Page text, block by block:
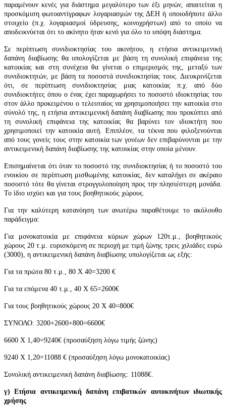
παραμένουν κενές για διάστημα μεγαλύτερο των έξι μηνών, απαιτείται η
προσκόμιση φωτοαντίγραφων λογαριασμών της ΔΕΗ ή οποιοδήποτε άλλο
στοιχείο (π.χ. λογαριασμοί ύδρευσης, κοινοχρήστων) από το οποίο να
αποδεικνύεται ότι το ακίνητο ήταν κενό για όλο το υπόψη διάστημα.
Σε περίπτωση συνιδιοκτησίας του ακινήτου, η ετήσια αντικειμενική
δαπάνη διαβίωσης θα υπολογίζεται με βάση τη συνολική επιφάνεια της
κατοικίας και στη συνέχεια θα γίνεται ο επιμερισμός της, μεταξύ των
συνιδιοκτητών, με βάση τα ποσοστά συνιδιοκτησίας τους. Διευκρινίζεται
ότι, σε περίπτωση συνιδιοκτησίας μιας κατοικίας π.χ. από δύο
συνιδιοκτήτες όπου ο ένας έχει παραχωρήσει το ποσοστό ιδιοκτησίας του
στον άλλο προκειμένου ο τελευταίος να χρησιμοποιήσει την κατοικία στο
σύνολό της, η ετήσια αντικειμενική δαπάνη διαβίωσης που προκύπτει από
τη συνολική επιφάνεια της κατοικίας θα βαρύνει τον ιδιοκτήτη που
χρησιμοποιεί την κατοικία αυτή. Επιπλέον, τα τέκνα που φιλοξενούνται
από τους γονείς τους στην κατοικία των γονέων δεν επιβαρύνονται με την
αντικειμενική δαπάνη διαβίωσης της κατοικίας στην οποία μένουν.
Επισημαίνεται ότι όταν το ποσοστό της συνιδιοκτησίας ή το ποσοστό του
ενοικίου σε περίπτωση μισθωμένης κατοικίας, δεν καταλήγει σε ακέραιο
ποσοστό τότε θα γίνεται στρογγυλοποίηση προς την πλησιέστερη μονάδα.
Το ίδιο ισχύει και για τους βοηθητικούς χώρους.
Για την καλύτερη κατανόηση των ανωτέρω παραθέτουμε το ακόλουθο
παράδειγμα:
Για μονοκατοικία με επιφάνεια κύριων χώρων 120τ.μ., βοηθητικούς
χώρους 20 τ.μ. ευρισκόμενη σε περιοχή με τιμή ζώνης τρεις χιλιάδες ευρώ
(3000), η αντικειμενική δαπάνη διαβίωσης υπολογίζεται ως εξής:
Για τα πρώτα 80 τ.μ., 80 Χ 40=3200 €
Για τα επόμενα 40 τ.μ., 40 Χ 65=2600€
Για τους βοηθητικούς χώρους 20 Χ 40=800€
ΣΥΝΟΛΟ: 3200+2600+800=6600€
6600 Χ 1,40=9240€ (προσαύξηση λόγω τιμής ζώνης)
9240 Χ 1,20=11088 € (προσαύξηση λόγω μονοκατοικίας)
Συνολική αντικειμενική δαπάνη διαβίωσης: 11088€.
γ) Ετήσια αντικειμενική δαπάνη επιβατικών αυτοκινήτων ιδιωτικής
χρήσης